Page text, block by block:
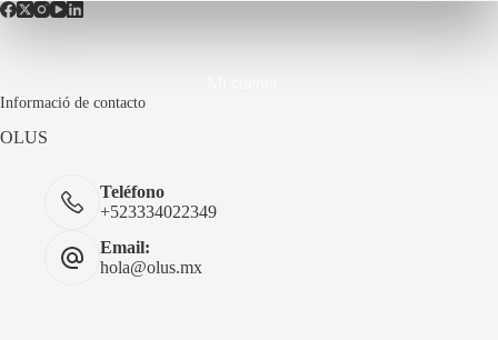
Informació de contacto
OLUS
Teléfono
+523334022349
Email:
hola@olus.mx